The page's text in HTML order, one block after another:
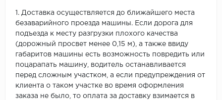
1. Доставка осуществляется до ближайшего места
безаварийного проезда машины. Если дорога для
подъезда к месту разгрузки плохого качества
(дорожный просвет менее 0,15 м), а также ввиду
габаритов машины есть возможность повредить или
поцарапать машину, водитель останавливается
перед сложным участком, а если предупреждения от
клиента о таком участке во время оформления
заказа не было, то оплата за доставку взимается в